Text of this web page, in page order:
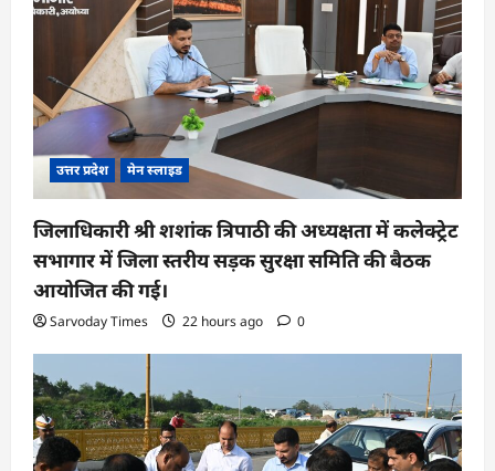
उत्तर प्रदेश मेन स्लाइड
जिलाधिकारी श्री शशांक त्रिपाठी की अध्यक्षता में कलेक्ट्रेट
सभागार में जिला स्तरीय सड़क सुरक्षा समिति की बैठक
आयोजित की गई।
Sarvoday Times 22 hours ago 0